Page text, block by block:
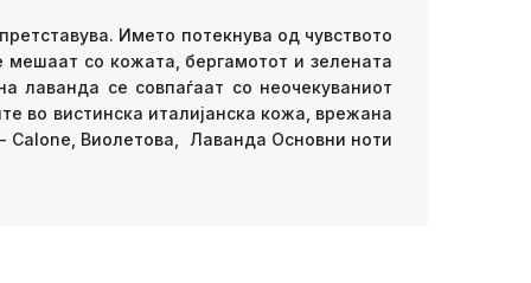
Името потекнува од чувството
мешаат со кожата, бергамотот и зелената
лаванда се совпаѓаат со неочекуваниот
во вистинска италијанска кожа, врежана
Calone, Виолетова, Лаванда Основни ноти